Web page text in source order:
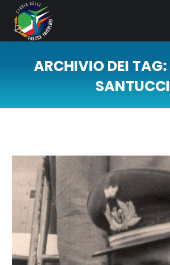
ARCHIVIO DEI TAG:
SANTUCCI